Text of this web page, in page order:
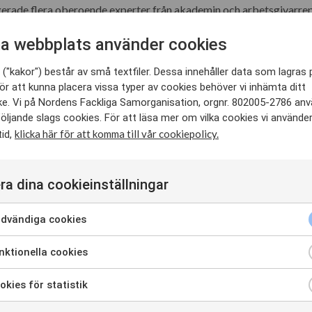
flera oberoende experter från akademin och
ett antal rekommendationer i form av en aktivitetsplan som
är samlade i ett dokument, ”Baltic-Nordic
Nordic Action Plan
Plan
webbplats använder cookies
består av små textfiler. Dessa innehåller data som lagras
att kunna placera vissa typer av cookies behöver vi inhämta ditt
Vi på Nordens Fackliga Samorganisation, orgnr. 802005-2786
slags cookies. För att läsa mer om vilka cookies vi
klicka här för att komma till vår cookiepolicy.
dina cookieinställningar
cookies
cookies
för statistik